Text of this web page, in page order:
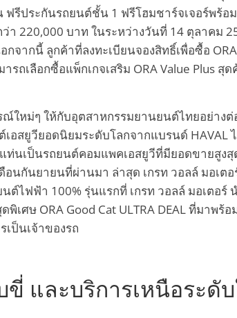
รีประกันรถยนต์ชั้น 1 ฟรีโฮมชาร์จเจอร์พร้อ
220,000 บาท ในระหว่างวันที่ 14 ตุลาคม
จากนี้ ลูกค้าที่ลงทะเบียนจองสิทธิ์เพื่อซื้อ
รถเลือกซื้อแพ็กเกจเสริม ORA Value Plus สุด
ณ์ใหม่ๆ ให้กับอุตสาหกรรมยานยนต์ไทยอย่างต่
อสยูวียอดนิยมระดับโลกจากแบรนด์ HAVAL
นเป็นรถยนต์คอมแพคเอสยูวีที่มียอดขายสูงสุ
นกันยายนที่ผ่านมา ล่าสุด เกรท วอลล์ มอเตอ
ต์ไฟฟ้า 100% รุ่นแรกที่ เกรท วอลล์ มอเตอร์
ศษ ORA Good Cat ULTRA DEAL ที่มาพร้อ
เป็นเจ้าของรถ
และบริการเหนือระดั